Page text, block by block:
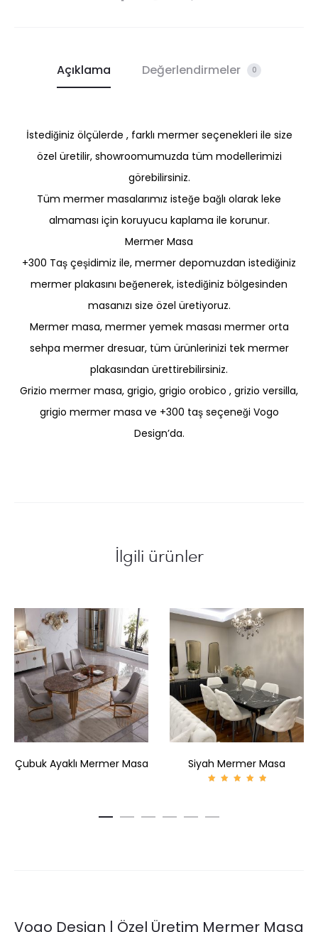
Açıklama Değerlendirmeler 0
İstediğiniz ölçülerde , farklı mermer seçenekleri ile size
özel üretilir, showroomumuzda tüm modellerimizi
görebilirsiniz.
Tüm mermer masalarımız isteğe bağlı olarak leke
almaması için koruyucu kaplama ile korunur.
Mermer Masa
+300 Taş çeşidimiz ile, mermer depomuzdan istediğiniz
mermer plakasını beğenerek, istediğiniz bölgesinden
masanızı size özel üretiyoruz.
Mermer masa, mermer yemek masası mermer orta
sehpa mermer dresuar, tüm ürünlerinizi tek mermer
plakasından ürettirebilirsiniz.
Grizio mermer masa, grigio, grigio orobico , grizio versilla,
grigio mermer masa ve +300 taş seçeneği Vogo
Design’da.
İlgili ürünler
Çubuk Ayaklı Mermer Masa Siyah Mermer Masa
oy aldı
Vogo Design | Özel Üretim Mermer Masa